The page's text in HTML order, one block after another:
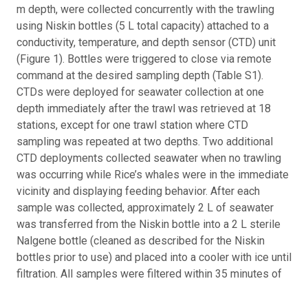
m depth, were collected concurrently with the trawling
using Niskin bottles (5 L total capacity) attached to a
conductivity, temperature, and depth sensor (CTD) unit
(Figure 1). Bottles were triggered to close via remote
command at the desired sampling depth (Table S1).
CTDs were deployed for seawater collection at one
depth immediately after the trawl was retrieved at 18
stations, except for one trawl station where CTD
sampling was repeated at two depths. Two additional
CTD deployments collected seawater when no trawling
was occurring while Rice’s whales were in the immediate
vicinity and displaying feeding behavior. After each
sample was collected, approximately 2 L of seawater
was transferred from the Niskin bottle into a 2 L sterile
Nalgene bottle (cleaned as described for the Niskin
bottles prior to use) and placed into a cooler with ice until
filtration. All samples were filtered within 35 minutes of